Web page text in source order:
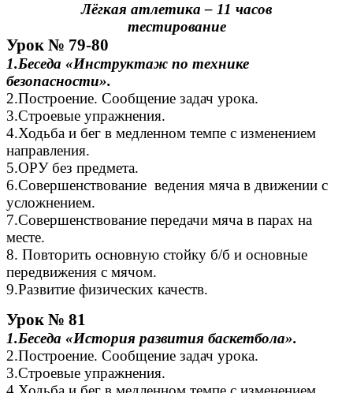
Лёгкая атлетика – 11 часов
тестирование
Урок № 79-80
1.Беседа «Инструктаж по технике
безопасности».
2.Построение. Сообщение задач урока.
3.Строевые упражнения.
4.Ходьба и бег в медленном темпе с изменением
направления.
5.ОРУ без предмета.
6.Совершенствование ведения мяча в движении с
усложнением.
7.Совершенствование передачи мяча в парах на
месте.
8. Повторить основную стойку б/б и основные
передвижения с мячом.
9.Развитие физических качеств.
Урок № 81
1.Беседа «История развития баскетбола».
2.Построение. Сообщение задач урока.
3.Строевые упражнения.